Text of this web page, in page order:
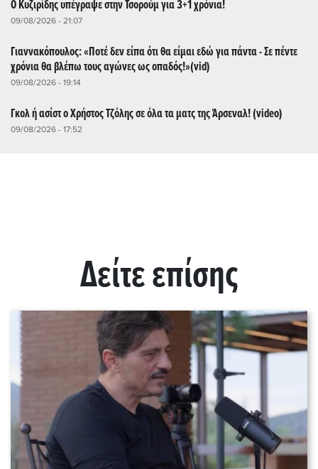
Ο Κυζιρίδης υπέγραψε στην Τσορούμ για 3+1 χρόνια!
09/08/2026 - 21:07
Γιαννακόπουλος: «Ποτέ δεν είπα ότι θα είμαι εδώ για πάντα - Σε πέντε
χρόνια θα βλέπω τους αγώνες ως οπαδός!»(vid)
09/08/2026 - 19:14
Γκολ ή ασίστ ο Χρήστος Τζόλης σε όλα τα ματς της Άρσεναλ! (video)
09/08/2026 - 17:52
Δείτε επίσης